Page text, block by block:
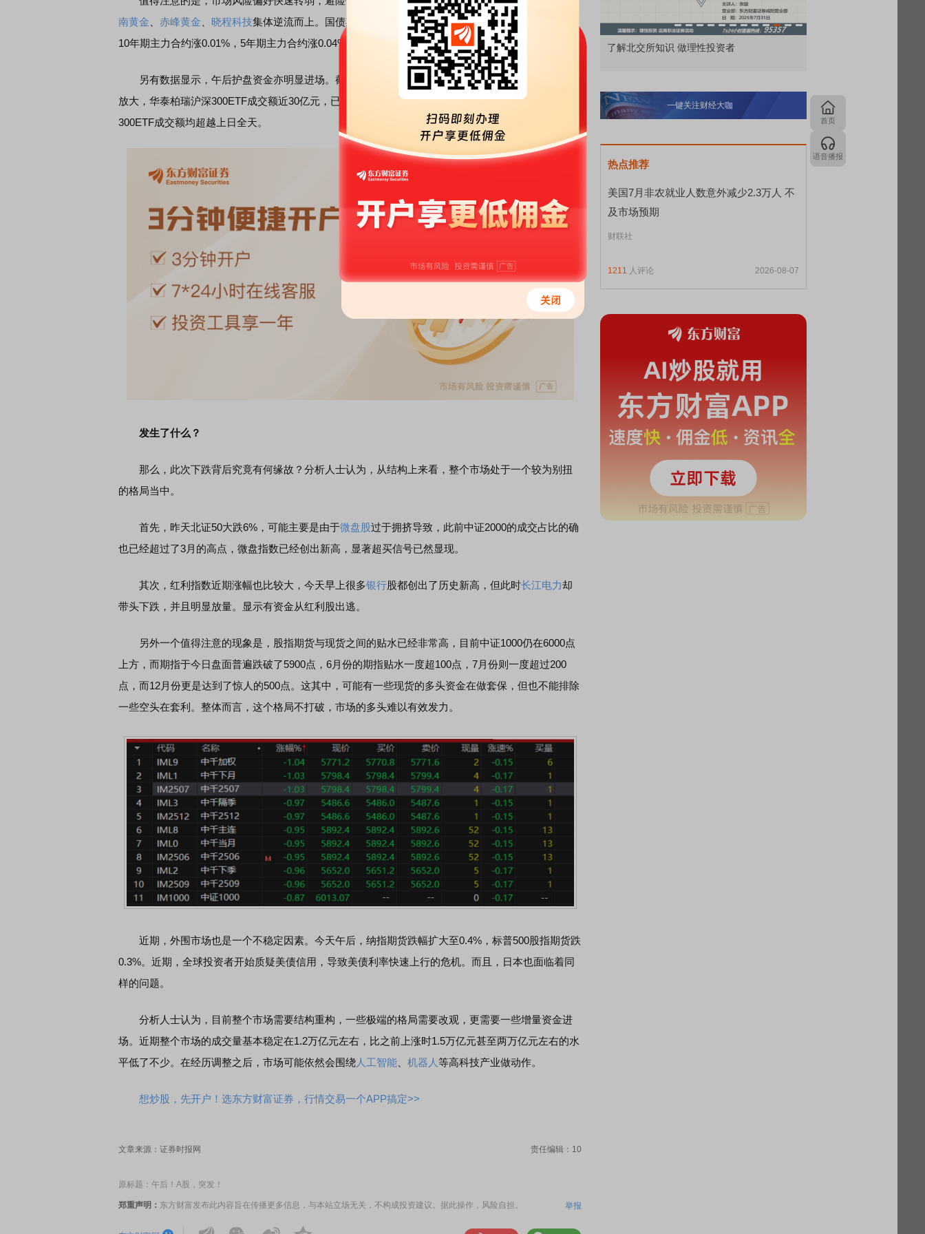
南黄金
赤峰黄金 晓程科技集体逆流而上。国债期货短线拉升多数翻红，30年期主力合约跌0.02%，
10年期主力合约涨0.01%，5年期主力合约涨0.04%，2年期主力合约涨0.03%。
另有数据显示，午后护盘资金亦明显进场。截至下午两点二十分，4只沪深300ETF午后量能显著
放大，华泰柏瑞沪深300ETF成交额近30亿元，已超越上日全天成交；易方达沪深300ETF、嘉实沪深
300ETF成交额均超越上日全天。
发生了什么？
那么，此次下跌背后究竟有何缘故？分析人士认为，从结构上来看，整个市场处于一个较为别扭
的格局当中。
首先，昨天北证50大跌6%，可能主要是由于微盘股过于拥挤导致，此前中证2000的成交占比的确
也已经超过了3月的高点，微盘指数已经创出新高，显著超买信号已然显现。
其次，红利指数近期涨幅也比较大，今天早上很多银行股都创出了历史新高，但此时长江电力却
带头下跌，并且明显放量。显示有资金从红利股出逃。
另外一个值得注意的现象是，股指期货与现货之间的贴水已经非常高，目前中证1000仍在6000点
上方，而期指于今日盘面普遍跌破了5900点，6月份的期指贴水一度超100点，7月份则一度超过200
点，而12月份更是达到了惊人的500点。这其中，可能有一些现货的多头资金在做套保，但也不能排除
一些空头在套利。整体而言，这个格局不打破，市场的多头难以有效发力。
近期，外围市场也是一个不稳定因素。今天午后，纳指期货跌幅扩大至0.4%，标普500股指期货跌
0.3%。近期，全球投资者开始质疑美债信用，导致美债利率快速上行的危机。而且，日本也面临着同
样的问题。
分析人士认为，目前整个市场需要结构重构，一些极端的格局需要改观，更需要一些增量资金进
场。近期整个市场的成交量基本稳定在1.2万亿元左右，比之前上涨时1.5万亿元甚至两万亿元左右的水
平低了不少。在经历调整之后，市场可能依然会围绕人工智能 机器人 等高科技产业做动作。
想炒股，先开户！选东方财富证券，行情交易一个APP搞定>>
文章来源：证券时报网 责任编辑：10
原标题：午后！A股，突发！
郑重声明： 东方财富发布此内容旨在传播更多信息，与本站立场无关，不构成投资建议。据此操作，风险自担。 举报
连线｜东方财富证券陈果：A股再平衡的
债券知识通识：从基础认知到特色品种 了解北交所知识 做理性投资者 市价委托那么多种，究竟怎么用？
一键关注财经大咖
热点推荐
美国7月非农就业人数意外减少2.3万人 不
及市场预期
财联社
1211 人评论 2026-08-07
首页
语音播报